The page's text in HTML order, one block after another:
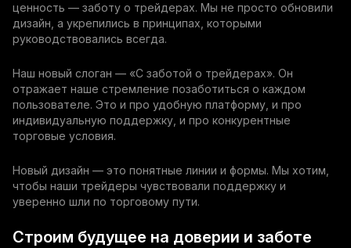
ценность — заботу о трейдерах. Мы не просто обновили
дизайн, а укрепились в принципах, которыми
руководствовались всегда.
Наш новый слоган — «С заботой о трейдерах». Он
отражает наше стремление позаботиться о каждом
пользователе. Это и про удобную платформу, и про
индивидуальную поддержку, и про конкурентные
торговые условия.
Новый дизайн — это понятные линии и формы. Мы хотим,
чтобы наши трейдеры чувствовали поддержку и
уверенно шли по торговому пути.
Строим будущее на доверии и заботе